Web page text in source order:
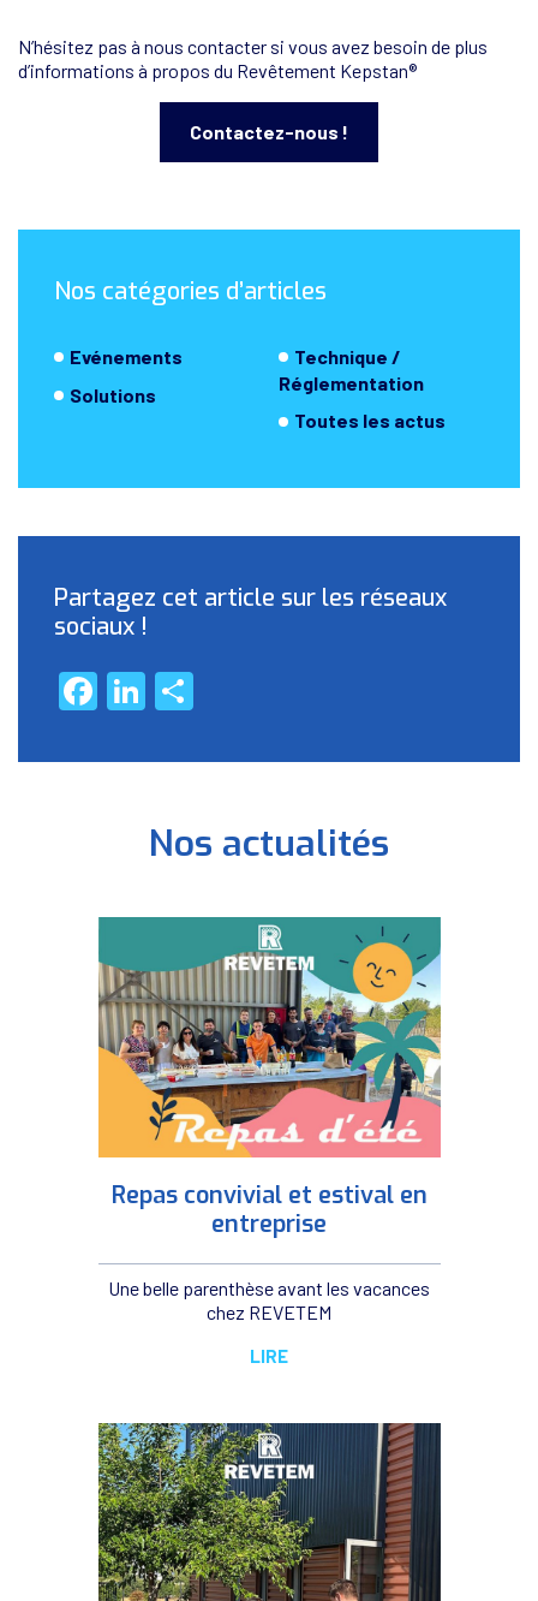
N’hésitez pas à nous contacter si vous avez besoin de plus
d’informations à propos du Revêtement Kepstan®
Contactez-nous !
Nos catégories d’articles
Evénements
Solutions
Technique /
Réglementation
Toutes les actus
Partagez cet article sur les réseaux
sociaux !
Facebook
LinkedIn
Nos actualités
Repas convivial et estival en
entreprise
Une belle parenthèse avant les vacances
chez REVETEM
LIRE